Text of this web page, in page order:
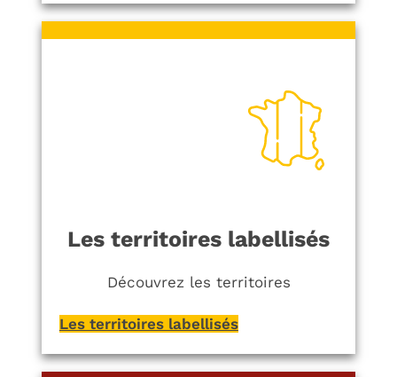
Les territoires labellisés
Découvrez les territoires
Les territoires labellisés